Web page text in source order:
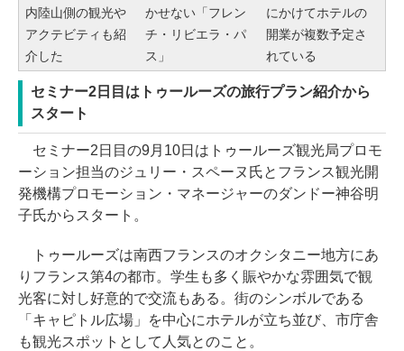
内陸山側の観光や
アクテビティも紹
介した
かせない「フレン
チ・リビエラ・パ
ス」
にかけてホテルの
開業が複数予定さ
れている
セミナー2日目はトゥールーズの旅行プラン紹介から
スタート
セミナー2日目の9月10日はトゥールーズ観光局プロモ
ーション担当のジュリー・スペーヌ氏とフランス観光開
発機構プロモーション・マネージャーのダンドー神谷明
子氏からスタート。
トゥールーズは南西フランスのオクシタニー地方にあ
りフランス第4の都市。学生も多く賑やかな雰囲気で観
光客に対し好意的で交流もある。街のシンボルである
「キャピトル広場」を中心にホテルが立ち並び、市庁舎
も観光スポットとして人気とのこと。